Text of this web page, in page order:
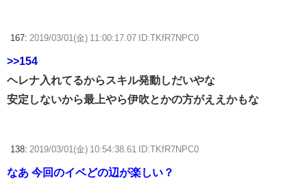
167: 2019/03/01(金) 11:00:17.07 ID:TKfR7NPC0
>>154
ヘレナ入れてるからスキル発動しだいやな
安定しないから最上やら伊吹とかの方がええかもな
138: 2019/03/01(金) 10:54:38.61 ID:TKfR7NPC0
なあ 今回のイベどの辺が楽しい？